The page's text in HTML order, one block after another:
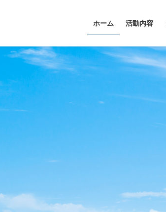
ホーム 活動内容